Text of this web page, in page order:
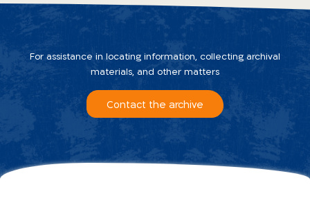
For assistance in locating information, collecting archival
materials, and other matters
Contact the archive